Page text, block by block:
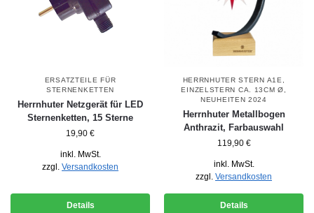
ERSATZTEILE FÜR
STERNENKETTEN
Herrnhuter Netzgerät für LED
Sternenketten, 15 Sterne
19,90 €
inkl. MwSt.
zzgl. Versandkosten
Details
HERRNHUTER STERN A1E,
EINZELSTERN CA. 13CM Ø
NEUHEITEN 2024
Herrnhuter Metallbogen
Anthrazit, Farbauswahl
119,90 €
inkl. MwSt.
zzgl. Versandkosten
Details